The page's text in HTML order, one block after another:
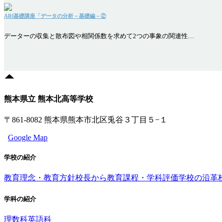
ARⅠ基礎講座「データの分析－基礎編－②
データーの収集と散布図や相関係数を求めて2つの事象の関連性…
熊本県立 熊本北高等学校
〒861-8082 熊本県熊本市北区兎谷３丁目５−１
Google Map
学校の紹介
教育理念・教育方針校長から教育課程・学科評価学校の沿革
学科の紹介
理数科英語科